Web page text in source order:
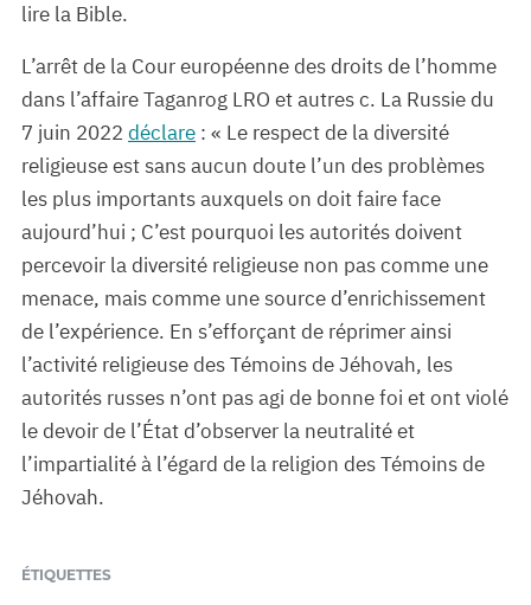
lire la Bible.
L’arrêt de la Cour européenne des droits de l’homme
dans l’affaire Taganrog LRO et autres c. La Russie du
7 juin 2022 déclare : « Le respect de la diversité
religieuse est sans aucun doute l’un des problèmes
les plus importants auxquels on doit faire face
aujourd’hui ; C’est pourquoi les autorités doivent
percevoir la diversité religieuse non pas comme une
menace, mais comme une source d’enrichissement
de l’expérience. En s’efforçant de réprimer ainsi
l’activité religieuse des Témoins de Jéhovah, les
autorités russes n’ont pas agi de bonne foi et ont violé
le devoir de l’État d’observer la neutralité et
l’impartialité à l’égard de la religion des Témoins de
Jéhovah.
ÉTIQUETTES